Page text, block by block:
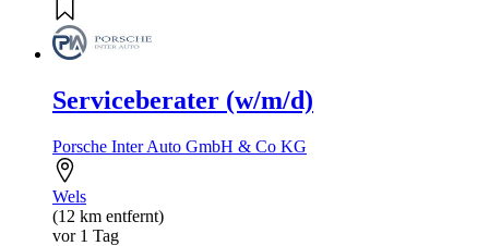
Serviceberater (w/m/d)
Porsche Inter Auto GmbH & Co KG
Wels
(12 km entfernt)
vor 1 Tag